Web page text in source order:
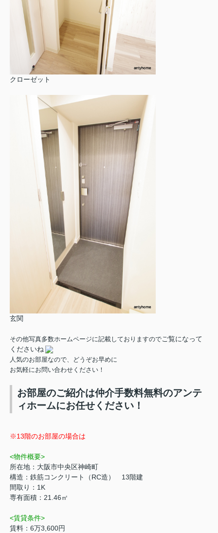
クローゼット
玄関
その他写真多数ホームページに記載しておりますのでご覧になって
くださいね
人気のお部屋なので、どうぞお早めに
お気軽にお問い合わせください！
お部屋のご紹介は仲介手数料無料のアンテ
ィホームにお任せください！
※13階のお部屋の場合は
<物件概要>
所在地：大阪市中央区神崎町
構造：鉄筋コンクリート（RC造） 13階建
間取り：1K
専有面積：21.46㎡
<賃貸条件>
賃料：6万3,600円